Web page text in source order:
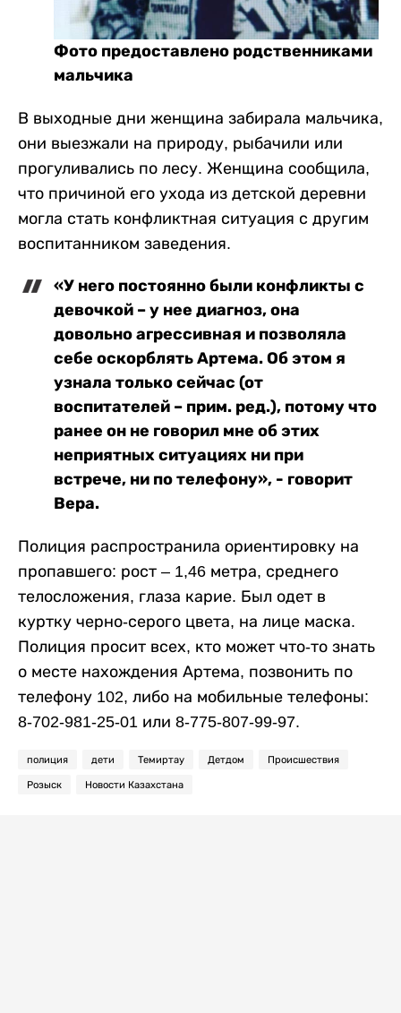
Фото предоставлено родственниками
мальчика
В выходные дни женщина забирала мальчика,
они выезжали на природу, рыбачили или
прогуливались по лесу. Женщина сообщила,
что причиной его ухода из детской деревни
могла стать конфликтная ситуация с другим
воспитанником заведения.
«У него постоянно были конфликты с
девочкой – у нее диагноз, она
довольно агрессивная и позволяла
себе оскорблять Артема. Об этом я
узнала только сейчас (от
воспитателей – прим. ред.), потому что
ранее он не говорил мне об этих
неприятных ситуациях ни при
встрече, ни по телефону», - говорит
Вера.
Полиция распространила ориентировку на
пропавшего: рост – 1,46 метра, среднего
телосложения, глаза карие. Был одет в
куртку черно-серого цвета, на лице маска.
Полиция просит всех, кто может что-то знать
о месте нахождения Артема, позвонить по
телефону 102, либо на мобильные телефоны:
8-702-981-25-01 или 8-775-807-99-97.
полиция дети Темиртау Детдом Происшествия
Розыск Новости Казахстана